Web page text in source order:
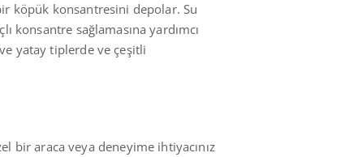
Gaz Emicileri,
Acil Tahliye Valfleri ve
Gösterge Kapakları
köpük konsantresini depolar. Su
konsantre sağlamasına yardımcı
yatay tiplerde ve çeşitli
bir araca veya deneyime ihtiyacınız